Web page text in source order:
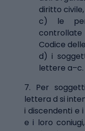
diritto civile,
c) le
controllate
Codice
d) i
lettere a–c.
7. Per
lettera d si
i discendenti e
e i loro